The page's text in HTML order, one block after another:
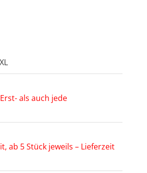
als auch jede
ab 5 Stück jeweils – Lieferzeit